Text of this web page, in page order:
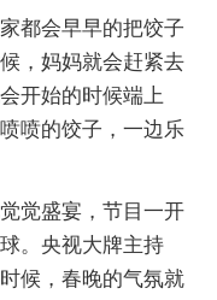
都会早早的把饺子
，妈妈就会赶紧去
开始的时候端上
喷的饺子，一边乐
觉盛宴，节目一开
。央视大牌主持
候，春晚的气氛就